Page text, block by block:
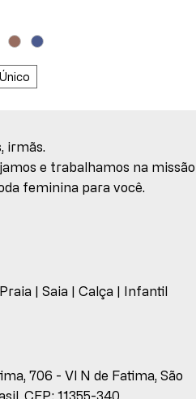
Único
irmãs.
e trabalhamos na
feminina para você.
|Saia |Calça | Infantil
706 - Vl N de Fatima, São
CEP: 11355-340